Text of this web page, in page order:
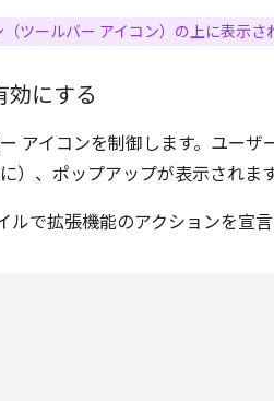
ツールバー アイコン）の上に表示さ
効にする
アイコンを制御します。ユーザ
）、ポップアップが表示されます
ルで拡張機能のアクションを宣言